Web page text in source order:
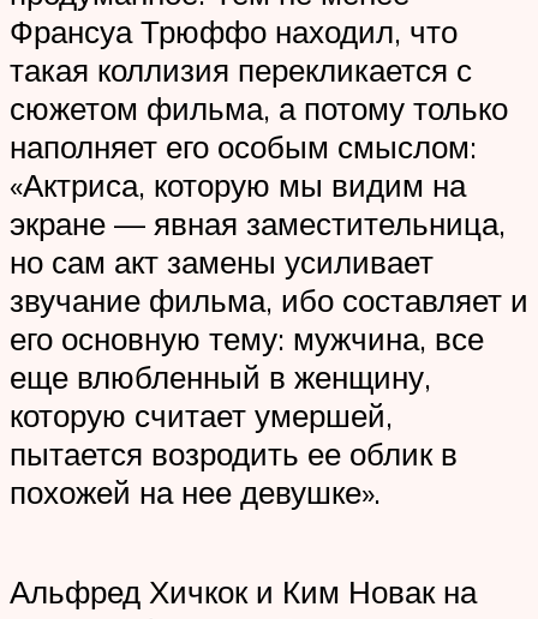
Франсуа Трюффо находил, что
такая коллизия перекликается с
сюжетом фильма, а потому только
наполняет его особым смыслом:
«Актриса, которую мы видим на
экране — явная заместительница,
но сам акт замены усиливает
звучание фильма, ибо составляет и
его основную тему: мужчина, все
еще влюбленный в женщину,
которую считает умершей,
пытается возродить ее облик в
похожей на нее девушке».
Альфред Хичкок и Ким Новак на